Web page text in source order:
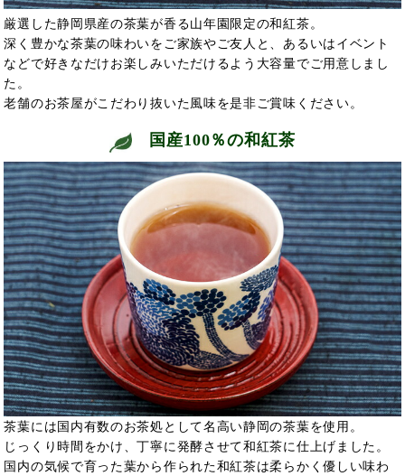
厳選した静岡県産の茶葉が香る山年園限定の和紅茶。
深く豊かな茶葉の味わいをご家族やご友人と、あるいはイベント
などで好きなだけお楽しみいただけるよう大容量でご用意しまし
た。
老舗のお茶屋がこだわり抜いた風味を是非ご賞味ください。
国産100％の和紅茶
茶葉には国内有数のお茶処として名高い静岡の茶葉を使用。
じっくり時間をかけ、丁寧に発酵させて和紅茶に仕上げました。
国内の気候で育った葉から作られた和紅茶は柔らかく優しい味わ